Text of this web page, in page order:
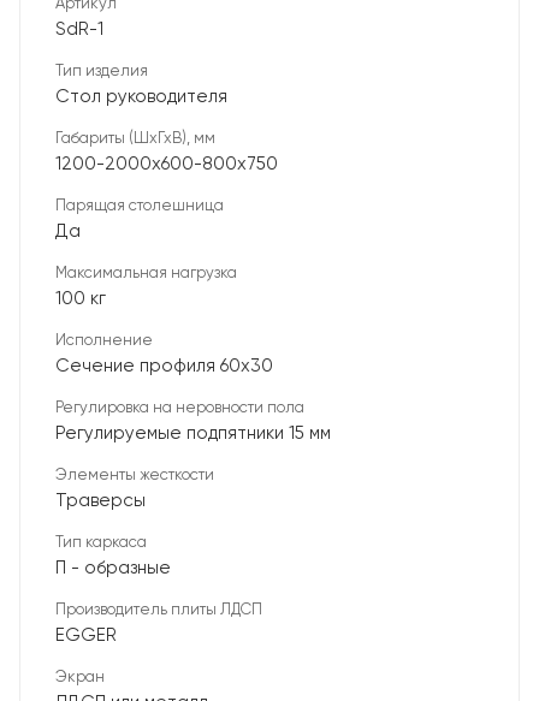
SdR-1
Тип изделия
Стол руководителя
Габариты (ШхГхВ), мм
1200-2000х600-800х750
Парящая столешница
Да
Максимальная нагрузка
100 кг
Исполнение
Сечение профиля 60х30
Регулировка на неровности пола
Регулируемые подпятники 15 мм
Элементы жесткости
Траверсы
Тип каркаса
П - образные
Производитель плиты ЛДСП
EGGER
Экран